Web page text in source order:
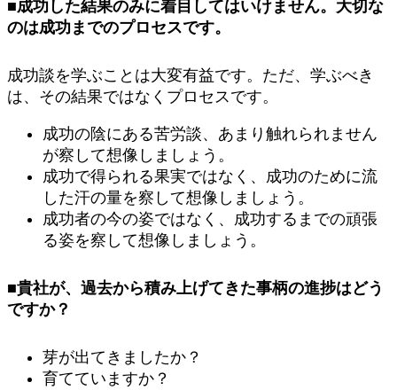
■成功した結果のみに着目してはいけません。大切な
のは成功までのプロセスです。
成功談を学ぶことは大変有益です。ただ、学ぶべき
は、その結果ではなくプロセスです。
成功の陰にある苦労談、あまり触れられません
が察して想像しましょう。
成功で得られる果実ではなく、成功のために流
した汗の量を察して想像しましょう。
成功者の今の姿ではなく、成功するまでの頑張
る姿を察して想像しましょう。
■貴社が、過去から積み上げてきた事柄の進捗はどう
ですか？
芽が出てきましたか？
育てていますか？